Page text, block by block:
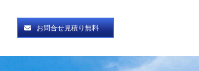
お問合せ見積り無料